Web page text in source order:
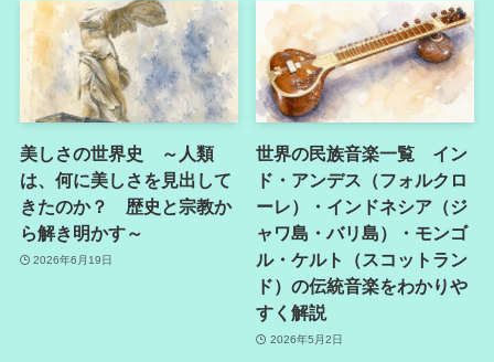
美しさの世界史 ～人類
は、何に美しさを見出して
きたのか？ 歴史と宗教か
ら解き明かす～
2026年6月19日
世界の民族音楽一覧 イン
ド・アンデス（フォルクロ
ーレ）・インドネシア（ジ
ャワ島・バリ島）・モンゴ
ル・ケルト（スコットラン
ド）の伝統音楽をわかりや
すく解説
2026年5月2日